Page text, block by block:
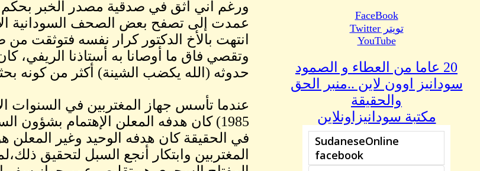
FaceBook
تويتر Twitter
YouTube
20 عاما من العطاء و الصمود
سودانيز اوون لاين ..منبر الحق
والحقيقة
مكتبة سودانيزاونلاين
ورغم أني أثق في صدقية مصدر الخبر بحكم
عمدت إلى تصفح بعض الصحف السودانية
انتهت بالأخ الدكتور كرار نفسه فتوثقت
وتقصي فاق ما أوصانا به أستاذنا الريفي،
حدوثه (الله يكضب الشينة) أكثر من كونه
1985) كان هدفه المعلن الإهتمام
في الحقيقة كان هدفه الوحيد وغير
المغتربين وابتكار أنجع السبل لتحقيق